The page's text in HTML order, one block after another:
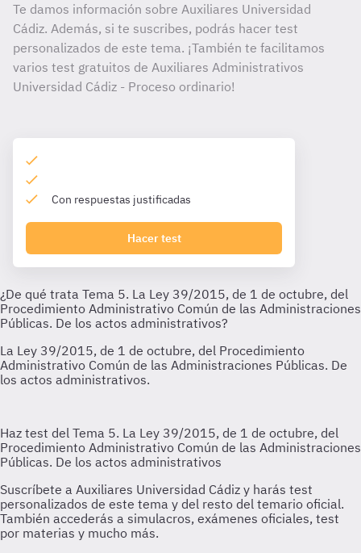
Te damos información sobre Auxiliares Universidad
Cádiz. Además, si te suscribes, podrás hacer test
personalizados de este tema. ¡También te facilitamos
varios test gratuitos de Auxiliares Administrativos
Universidad Cádiz - Proceso ordinario!
Con respuestas justificadas
Hacer test